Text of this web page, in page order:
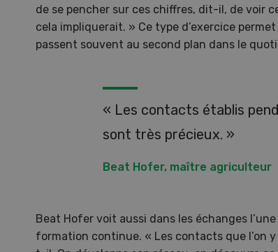
de se pencher sur ces chiffres, dit-il, de voir
cela impliquerait. » Ce type d’exercice
passent souvent au second plan dans le
« Les contacts établis
sont très précieux. »
Beat Hofer, maître agriculteur
Beat Hofer voit aussi dans les échanges
formation continue. « Les contacts que l’on